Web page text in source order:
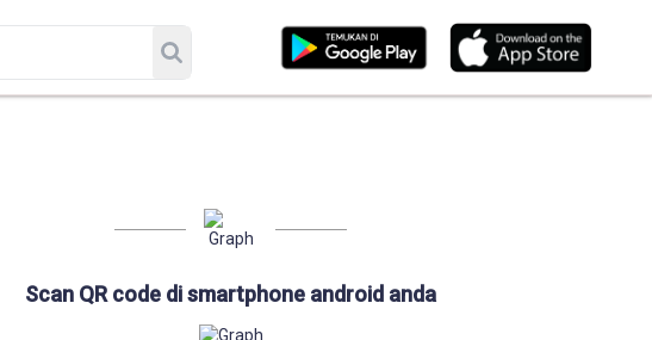
Scan QR code di smartphone android anda